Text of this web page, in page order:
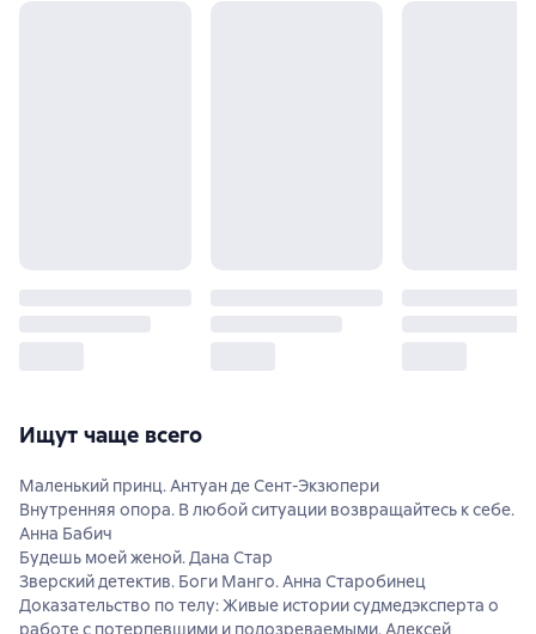
Ищут чаще всего
Маленький принц. Антуан де Сент-Экзюпери
Внутренняя опора. В любой ситуации возвращайтесь к себе.
Анна Бабич
Будешь моей женой. Дана Стар
Зверский детектив. Боги Манго. Анна Старобинец
Доказательство по телу: Живые истории судмедэксперта о
работе с потерпевшими и подозреваемыми. Алексей